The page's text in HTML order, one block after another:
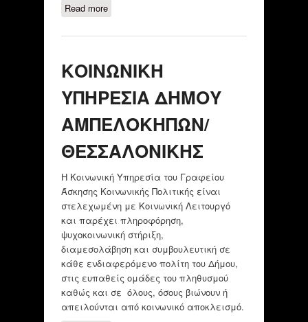
Read moreabout ΓΡΑΦΕΙΟ ΑΝΕΡΓΩΝ/ ΔΗΜΟΣ
ΚΟΙΝΩΝΙΚΗ
ΥΠΗΡΕΣΙΑ ΔΗΜΟΥ
ΑΜΠΕΛΟΚΗΠΩΝ/
ΘΕΣΣΑΛΟΝΙΚΗΣ
Η Κοινωνική Υπηρεσία του Γραφείου
Άσκησης Κοινωνικής Πολιτικής είναι
στελεχωμένη με Κοινωνική Λειτουργό
και παρέχει πληροφόρηση,
ψυχοκοινωνική στήριξη,
διαμεσολάβηση και συμβουλευτική σε
κάθε ενδιαφερόμενο πολίτη του Δήμου,
στις ευπαθείς ομάδες του πληθυσμού
καθώς και σε όλους, όσους βιώνουν ή
απειλούνται από κοινωνικό αποκλεισμό.